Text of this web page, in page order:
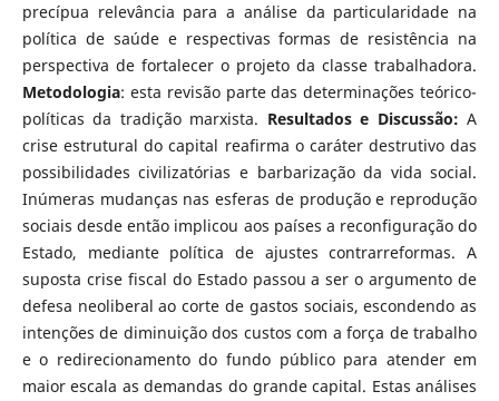
precípua relevância para a análise da particularidade na
política de saúde e respectivas formas de resistência na
perspectiva de fortalecer o projeto da classe trabalhadora.
Metodologia: esta revisão parte das determinações teórico-
políticas da tradição marxista. Resultados e Discussão: A
crise estrutural do capital reafirma o caráter destrutivo das
possibilidades civilizatórias e barbarização da vida social.
Inúmeras mudanças nas esferas de produção e reprodução
sociais desde então implicou aos países a reconfiguração do
Estado, mediante política de ajustes contrarreformas. A
suposta crise fiscal do Estado passou a ser o argumento de
defesa neoliberal ao corte de gastos sociais, escondendo as
intenções de diminuição dos custos com a força de trabalho
e o redirecionamento do fundo público para atender em
maior escala as demandas do grande capital. Estas análises